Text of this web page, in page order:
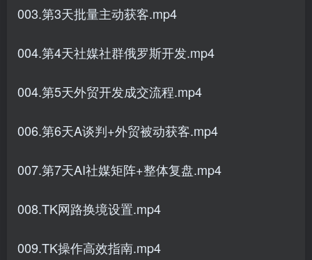
003.第3天批量主动获客.mp4
004.第4天社媒社群俄罗斯开发.mp4
004.第5天外贸开发成交流程.mp4
006.第6天A谈判+外贸被动获客.mp4
007.第7天AI社媒矩阵+整体复盘.mp4
008.TK网路换境设置.mp4
009.TK操作高效指南.mp4